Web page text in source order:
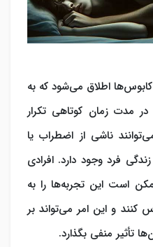
اطلاق می‌شود که به
مدت زمان کوتاهی تکرار
ناشی از اضطراب یا
فرد وجود دارد. افرادی
است این تجربه‌ها را به
و این امر می‌تواند بر
تأثیر منفی بگذارد.